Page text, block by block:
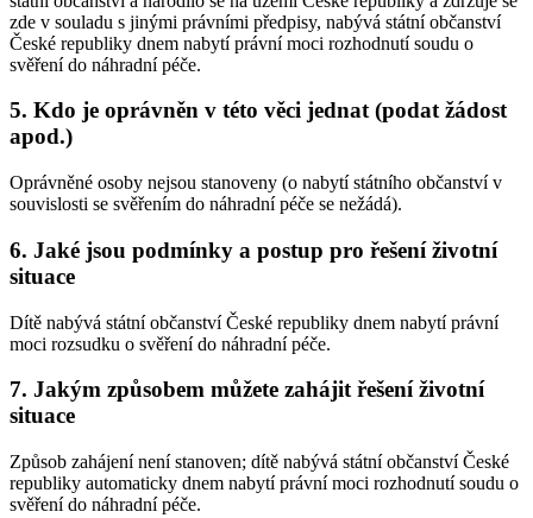
zde v souladu s jinými právními předpisy, nabývá státní občanství
České republiky dnem nabytí právní moci rozhodnutí soudu o
svěření do náhradní péče.
5. Kdo je oprávněn v této věci jednat (podat žádost
apod.)
Oprávněné osoby nejsou stanoveny (o nabytí státního občanství v
souvislosti se svěřením do náhradní péče se nežádá).
6. Jaké jsou podmínky a postup pro řešení životní
situace
Dítě nabývá státní občanství České republiky dnem nabytí právní
moci rozsudku o svěření do náhradní péče.
7. Jakým způsobem můžete zahájit řešení životní
situace
Způsob zahájení není stanoven; dítě nabývá státní občanství České
republiky automaticky dnem nabytí právní moci rozhodnutí soudu o
svěření do náhradní péče.